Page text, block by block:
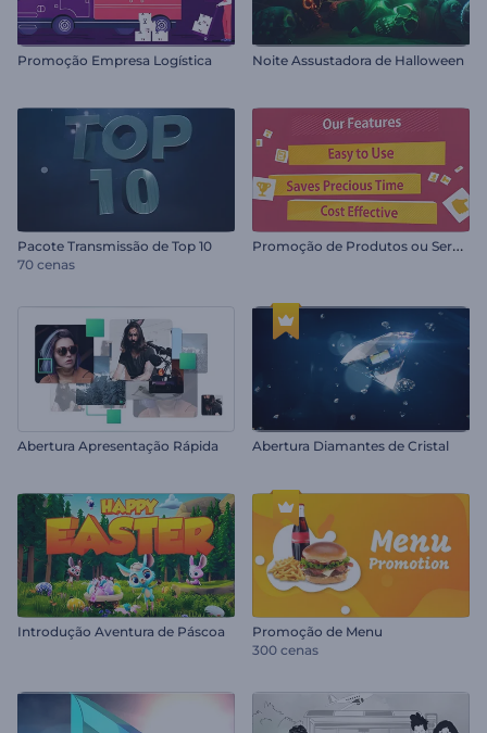
Promoção Empresa Logística Noite Assustadora de Halloween
Pacote Transmissão de Top 10
70 cenas
P
romoção de Produtos ou Serviços
Abertura Apresentação Rápida Abertura Diamantes de Cristal
Introdução Aventura de Páscoa
Promoção de Menu
300 cenas